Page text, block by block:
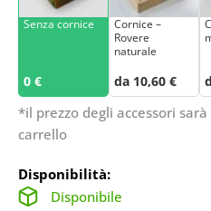
Senza cornice
0 €
Cornice –
Rovere
naturale
da 10,60 €
*il prezzo degli accessori
carrello
Disponibilità:
Disponibile